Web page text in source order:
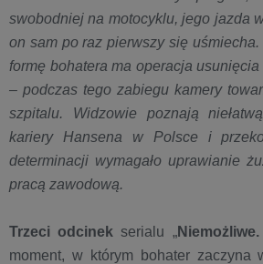
swobodniej na motocyklu, jego jazda
on sam po raz pierwszy się uśmiecha.
formę bohatera ma operacja
– podczas tego zabiegu kamery
szpitalu. Widzowie poznają
kariery Hansena w Polsce i
determinacji wymagało uprawianie
pracą zawodową.
Trzeci odcinek serialu „
moment, w którym bohater zaczyna